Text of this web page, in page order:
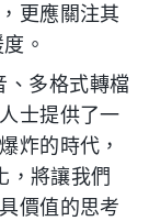
更應關注其
。
、多格式轉檔
士提供了一
炸的時代，
，將讓我們
價值的思考